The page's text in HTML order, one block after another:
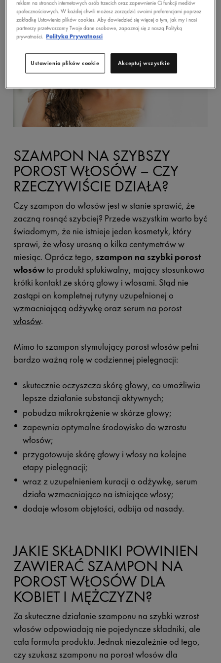
wypadanie włosów.
SZAMPON NA SZYBSZY
POROST WŁOSÓW – CZY
RZECZYWIŚCIE DZIAŁA?
Czy szampon do włosów jest w stanie sprawić, że
zaczną rosnąć szybciej? Przede wszystkim warto być
świadomym, że nie istnieje jeden kosmetyk, który
sprawi, że włosy urosną o kilka centymetrów w
miesiąc. Oprócz tego, szampon na szybki porost
włosówto produkt spłukiwalny, mający stosunkowo
krótki kontakt ze skórą głowy i włosami. Stąd nie
zastąpi on kompletnej rutyny uzupełnionej o
wzmacniającą odżywkę oraz serum na porost
włosów.
Mimo to szampon stymulujący porost włosów pełni
bardzo ważną rolę w codziennej pielęgnacji:
skutecznie oczyszcza skórę głowy, co umożliwia
lepsze działanie substancji aktywnych;
pobudza mikrokrążenie w skórze głowy;
zapewnia optymalne środowisko do wzrostu
włosów;
przygotowuje skórę głowy i włosy na kolejne
etapy pielęgnacji;
wraz z uzupełnieniem kuracji o odżywkę, serum
działa wzmacniająco na istniejące włosy;
dodaje włosom objętości, odbija od nasady.
JAKIE SKŁADNIKI POWINIEN
ZAWIERAĆ SZAMPON NA
POROST WŁOSÓW DLA
KOBIET I MĘŻCZYZN?
Za skuteczne działanie szamponu na szybki wzrost
włosów odpowiadają nie pojedyncze składniki, ale
cała formuła produktu. Jednak niezależnie od tego,
czy szukasz szamponu na porost włosów dla
reklam na stronach internetowych osób trzecich oraz zapewnienie Ci funkcji mediów
społecznościowych. W każdej chwili możesz zarządzić swoimi preferencjami poprzez
zakładkę Ustawienia plików cookies. Aby dowiedzieć się więcej o tym, jak my i nasi
partnerzy przetwarzamy Twoje dane osobowe, zapoznaj się z naszą Polityką
prywatności. Polityka Prywatnosci
Ustawienia plików cookie Akceptuj wszystkie